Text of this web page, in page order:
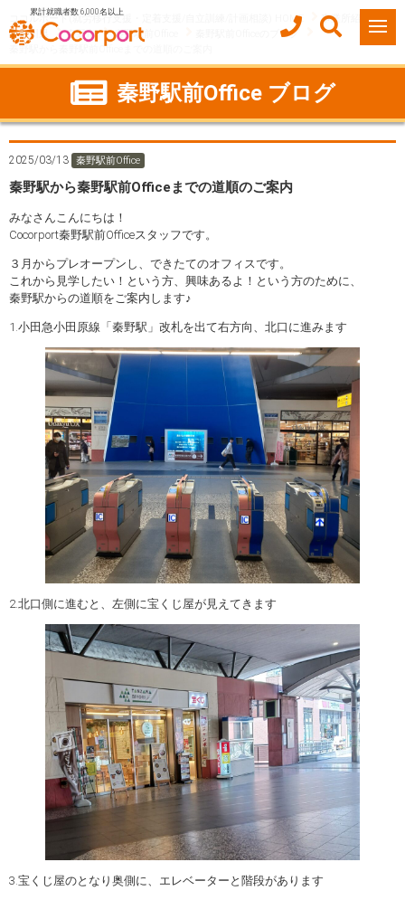
累計就職者数 6,000名以上
ココルポート(就労移行支援・定着支援/自立訓練/計画相談) HOME
事業所紹介
神奈川県
秦野市 秦野駅前Office
秦野駅前Officeのブログ
秦野駅から秦野駅前Officeまでの道順のご案内
秦野駅前Office ブログ
2025/03/13 秦野駅前Office
秦野駅から秦野駅前Officeまでの道順のご案内
みなさんこんにちは！
Cocorport秦野駅前Officeスタッフです。
３月からプレオープンし、できたてのオフィスです。
これから見学したい！という方、興味あるよ！という方のために、
秦野駅からの道順をご案内します♪
1.小田急小田原線「秦野駅」改札を出て右方向、北口に進みます
2.北口側に進むと、左側に宝くじ屋が見えてきます
3.宝くじ屋のとなり奥側に、エレベーターと階段があります